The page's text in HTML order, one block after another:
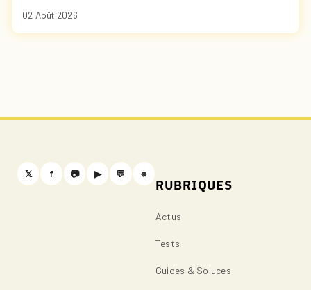
02 Août 2026
𝕏 f 📷 ▶ 💬 ⎈
RUBRIQUES
Actus
Tests
Guides & Soluces